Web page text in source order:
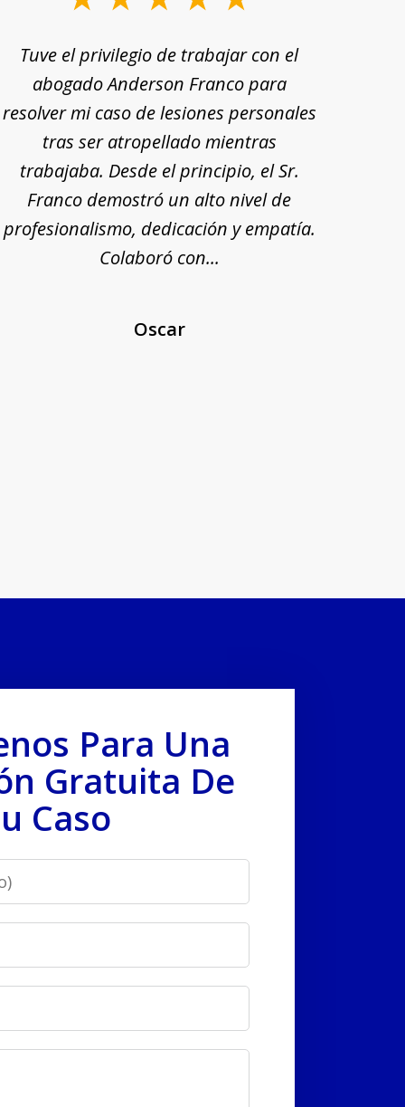
Tuve el privilegio de trabajar con el
abogado Anderson Franco para
resolver mi caso de lesiones personales
tras ser atropellado mientras
trabajaba. Desde el principio, el Sr.
Franco demostró un alto nivel de
profesionalismo, dedicación y empatía.
Colaboró con...
Oscar
Para Una
Gratuita De
Caso